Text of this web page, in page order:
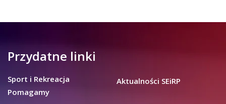
Przydatne linki
Sport i Rekreacja
Pomagamy
Aktualności SEiRP